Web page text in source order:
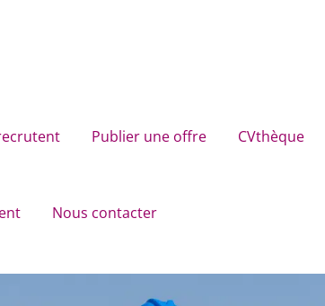
Publier une offre CVthèque
Nous contacter